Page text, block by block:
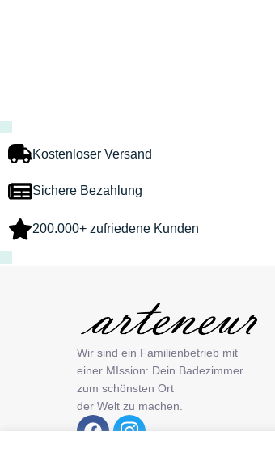
Kostenloser Versand
Sichere Bezahlung
200.000+ zufriedene Kunden
Wir sind ein Familienbetrieb mit
einer MIssion: Dein Badezimmer
zum schönsten Ort
der Welt zu machen.